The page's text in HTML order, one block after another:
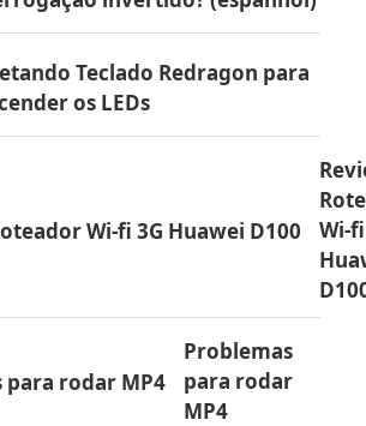
Teclado Redragon para
os LEDs
Wi-
Problemas
para rodar
MP4